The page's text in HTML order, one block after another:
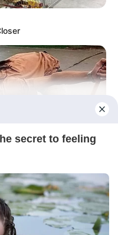
HUBUNGI KAMI IKLAN
This Is What They